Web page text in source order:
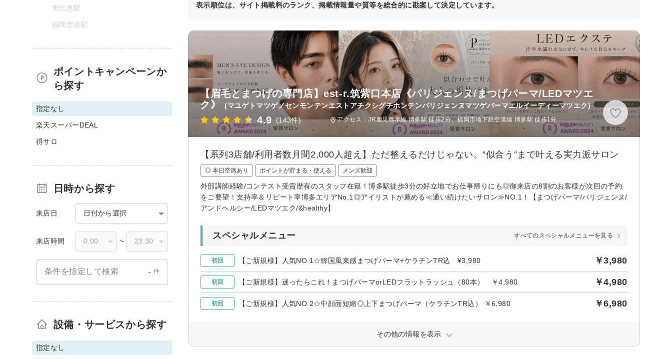
表示順位は、サイト掲載料のランク、掲載情報量や質等を総合的に勘案して決定しています。
【眉毛とまつげの専門店】est-r.筑紫口本店《パリジェンヌ/まつげパーマ/LEDマツエ
ク》
(マユゲトマツゲノセンモンテンエストアチクシグチホンテンパリジェンヌマツゲパーマエルイーディーマツエク)
4.9 (143件) アクセス：JR鹿児島本線 博多駅 徒歩2分、福岡市地下鉄空港線 博多駅 徒歩1分
【系列3店舗/利用者数月間2,000人超え】ただ整えるだけじゃない。“似合う”まで叶える実力派サロン
◎ 本日空席あり ポイントが貯まる・使える メンズ歓迎
外部講師経験/コンテスト受賞歴有のスタッフ在籍！博多駅徒歩3分の好立地でお仕事帰りにも◎御来店の8割のお客様が次回の予約
をご要望！支持率＆リピート率博多エリアNo.1◎アイリストが薦める≪通い続けたいサロン≫NO.1！【まつげパーマ/パリジェンヌ/
アンドヘルシー/LEDマツエク/&healthy】
スペシャルメニュー すべてのスペシャルメニューを見る
初回 【ご新規様】人気NO.1☆韓国風束感まつげパーマ+ケラチンTR込 ¥3,980 ￥3,980
初回 【ご新規様】迷ったらこれ！まつげパーマorLEDフラットラッシュ（80本） ￥4,980 ￥4,980
初回 【ご新規様】人気NO.2☆中顔面短縮◎上下まつげパーマ（ケラチンTR込） ￥6,980 ￥6,980
その他の情報を表示
東比恵駅
福岡空港駅
ポイントキャンペーンか
ら探す
指定なし
楽天スーパーDEAL
得サロ
日時から探す
来店日 日付から選択
来店時間 〜
条件を指定して検索 - 件
設備・サービスから探す
指定なし